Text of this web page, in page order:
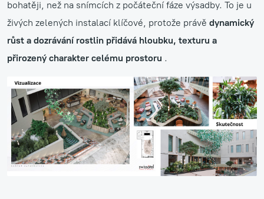
bohatěji, než na snímcích z počáteční fáze výsadby. To je u
živých zelených instalací klíčové, protože právě dynamický
růst a dozrávání rostlin přidává hloubku, texturu a
přirozený charakter celému prostoru .